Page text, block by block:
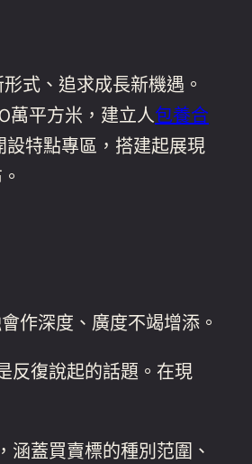
式、追求成長新機遇。
萬平方米，建立人包養合
特點專區，搭建起展現
作深度、廣度不竭增添。
反復說起的話題。在現
涵蓋買賣標的種別范圍、